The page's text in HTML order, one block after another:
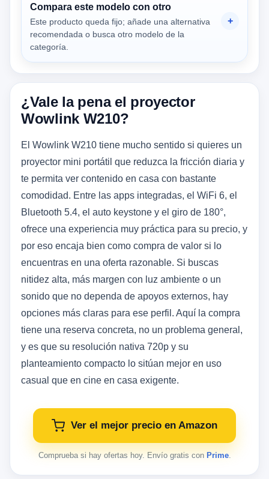
Compara este modelo con otro
Este producto queda fijo; añade una alternativa
recomendada o busca otro modelo de la
categoría.
¿Vale la pena el proyector
Wowlink W210?
El Wowlink W210 tiene mucho sentido si quieres un
proyector mini portátil que reduzca la fricción diaria y
te permita ver contenido en casa con bastante
comodidad. Entre las apps integradas, el WiFi 6, el
Bluetooth 5.4, el auto keystone y el giro de 180°,
ofrece una experiencia muy práctica para su precio, y
por eso encaja bien como compra de valor si lo
encuentras en una oferta razonable. Si buscas
nitidez alta, más margen con luz ambiente o un
sonido que no dependa de apoyos externos, hay
opciones más claras para ese perfil. Aquí la compra
tiene una reserva concreta, no un problema general,
y es que su resolución nativa 720p y su
planteamiento compacto lo sitúan mejor en uso
casual que en cine en casa exigente.
Ver el mejor precio en Amazon
Comprueba si hay ofertas hoy. Envío gratis con Prime.